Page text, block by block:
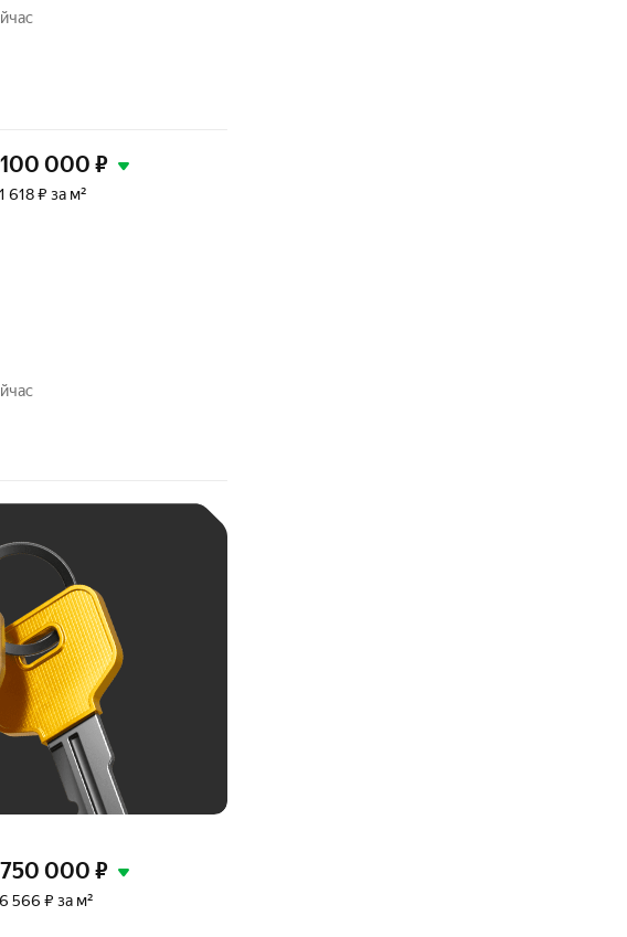
000 ₽
618 ₽ за м²
000 ₽
566 ₽ за м²